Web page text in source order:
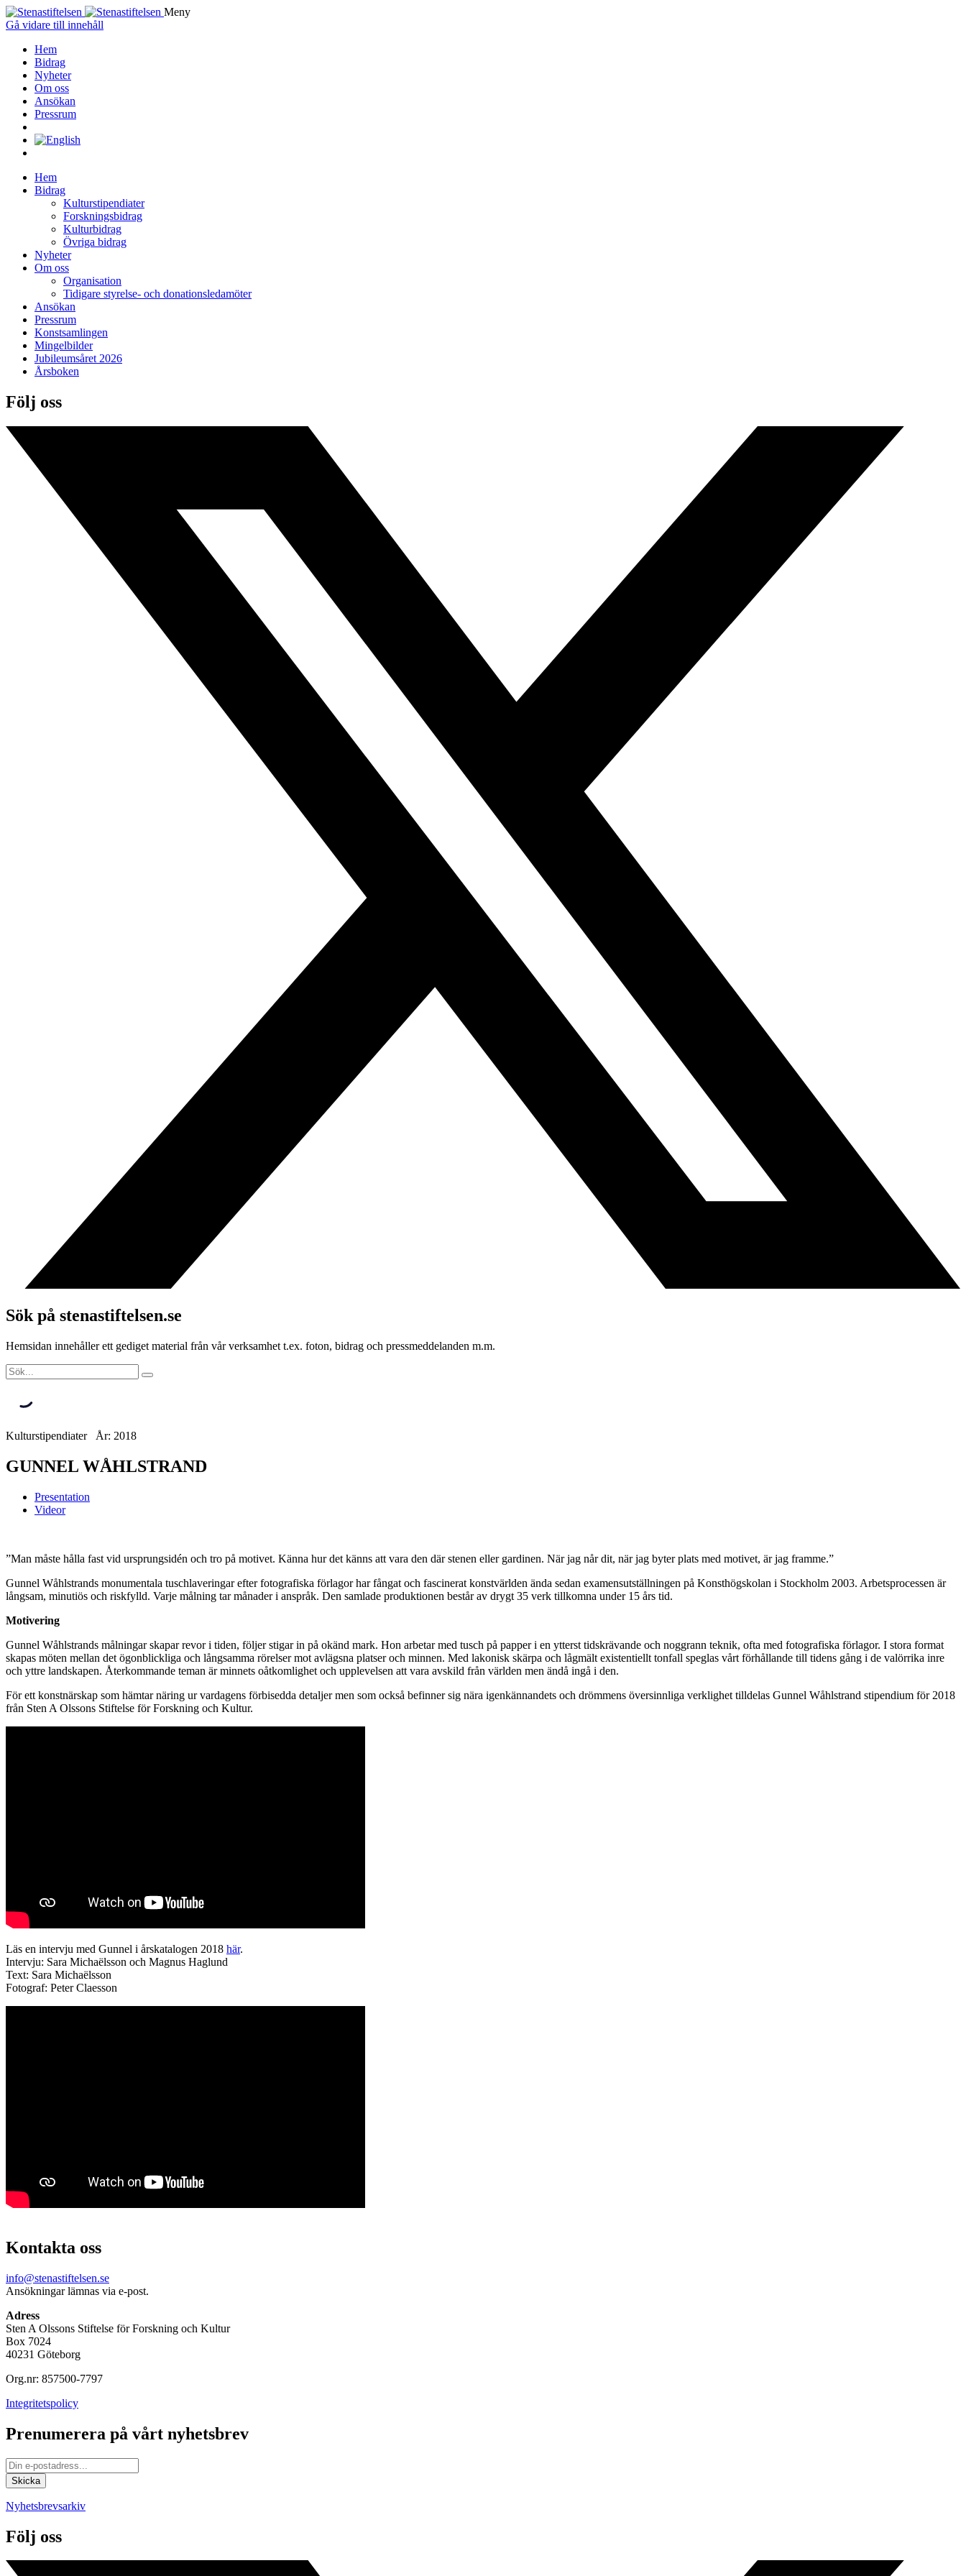
Meny
Gå vidare till innehåll
Hem
Bidrag
Nyheter
Om oss
Ansökan
Pressrum
Hem
Bidrag
Kulturstipendiater
Forskningsbidrag
Kulturbidrag
Övriga bidrag
Nyheter
Om oss
Organisation
Tidigare styrelse- och donationsledamöter
Ansökan
Pressrum
Konstsamlingen
Mingelbilder
Jubileumsåret 2026
Årsboken
Följ oss
Sök på stenastiftelsen.se
Hemsidan innehåller ett gediget material från vår verksamhet t.ex. foton, bidrag och pressmeddelanden m.m.
Kulturstipendiater År: 2018
GUNNEL WÅHLSTRAND
Presentation
Videor
”Man måste hålla fast vid ursprungsidén och tro på motivet. Känna hur det känns att vara den där stenen eller gardinen. När jag når dit, när jag byter plats med motivet, är jag framme.”
Gunnel Wåhlstrands monumentala tuschlaveringar efter fotografiska förlagor har fångat och fascinerat konstvärlden ända sedan examensutställningen på Konsthögskolan i Stockholm 2003. Arbetsprocessen är
långsam, minutiös och riskfylld. Varje målning tar månader i anspråk. Den samlade produktionen består av drygt 35 verk tillkomna under 15 års tid.
Motivering
Gunnel Wåhlstrands målningar skapar revor i tiden, följer stigar in på okänd mark. Hon arbetar med tusch på papper i en ytterst tidskrävande och noggrann teknik, ofta med fotografiska förlagor. I stora format
skapas möten mellan det ögonblickliga och långsamma rörelser mot avlägsna platser och minnen. Med lakonisk skärpa och lågmält existentiellt tonfall speglas vårt förhållande till tidens gång i de valörrika inre
och yttre landskapen. Återkommande teman är minnets oåtkomlighet och upplevelsen att vara avskild från världen men ändå ingå i den.
För ett konstnärskap som hämtar näring ur vardagens förbisedda detaljer men som också befinner sig nära igenkännandets och drömmens översinnliga verklighet tilldelas Gunnel Wåhlstrand stipendium för 2018
från Sten A Olssons Stiftelse för Forskning och Kultur.
Läs en intervju med Gunnel i årskatalogen 2018 här.
Intervju: Sara Michaëlsson och Magnus Haglund
Text: Sara Michaëlsson
Fotograf: Peter Claesson
Kontakta oss
info@stenastiftelsen.se
Ansökningar lämnas via e-post.
Adress
Sten A Olssons Stiftelse för Forskning och Kultur
Box 7024
40231 Göteborg
Org.nr: 857500-7797
Integritetspolicy
Prenumerera på vårt nyhetsbrev
Nyhetsbrevsarkiv
Följ oss